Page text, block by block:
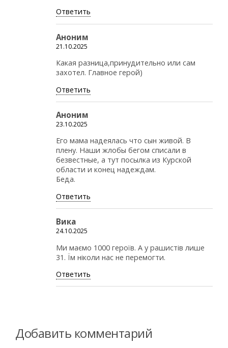
Ответить
Аноним
21.10.2025
Какая разница,принудительно или сам
захотел. Главное герой)
Ответить
Аноним
23.10.2025
Его мама надеялась что сын живой. В
плену. Наши жлобы бегом списали в
безвестные, а тут посылка из Курской
области и конец надеждам.
Беда.
Ответить
Вика
24.10.2025
Ми маємо 1000 героїв. А у рашистів лише
31. Їм ніколи нас не перемогти.
Ответить
Добавить комментарий